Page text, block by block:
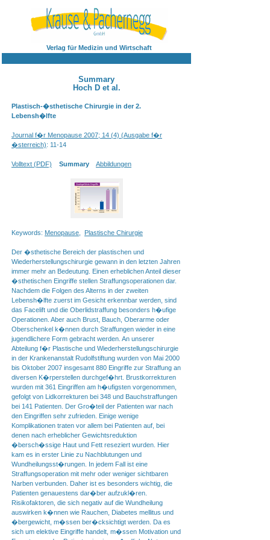
Verlag für Medizin und Wirtschaft
Summary
Hoch D et al.
Plastisch-�sthetische Chirurgie in der 2.
Lebensh�lfte
Journal f�r Menopause 2007; 14 (4) (Ausgabe f�r
�sterreich): 11-14
Volltext (PDF) Summary Abbildungen
Keywords: Menopause Plastische Chirurgie
Der �sthetische Bereich der plastischen und
Wiederherstellungschirurgie gewann in den letzten Jahren
immer mehr an Bedeutung. Einen erheblichen Anteil dieser
�sthetischen Eingriffe stellen Straffungsoperationen dar.
Nachdem die Folgen des Alterns in der zweiten
Lebensh�lfte zuerst im Gesicht erkennbar werden, sind
das Facelift und die Oberlidstraffung besonders h�ufige
Operationen. Aber auch Brust, Bauch, Oberarme oder
Oberschenkel k�nnen durch Straffungen wieder in eine
jugendlichere Form gebracht werden. An unserer
Abteilung f�r Plastische und Wiederherstellungschirurgie
in der Krankenanstalt Rudolfstiftung wurden von Mai 2000
bis Oktober 2007 insgesamt 880 Eingriffe zur Straffung an
diversen K�rperstellen durchgef�hrt. Brustkorrekturen
wurden mit 361 Eingriffen am h�ufigsten vorgenommen,
gefolgt von Lidkorrekturen bei 348 und Bauchstraffungen
bei 141 Patienten. Der Gro�teil der Patienten war nach
den Eingriffen sehr zufrieden. Einige wenige
Komplikationen traten vor allem bei Patienten auf, bei
denen nach erheblicher Gewichtsreduktion
�bersch�ssige Haut und Fett reseziert wurden. Hier
kam es in erster Linie zu Nachblutungen und
Wundheilungsst�rungen. In jedem Fall ist eine
Straffungsoperation mit mehr oder weniger sichtbaren
Narben verbunden. Daher ist es besonders wichtig, die
Patienten genauestens dar�ber aufzukl�ren.
Risikofaktoren, die sich negativ auf die Wundheilung
auswirken k�nnen wie Rauchen, Diabetes mellitus und
�bergewicht, m�ssen ber�cksichtigt werden. Da es
sich um elektive Eingriffe handelt, m�ssen Motivation und